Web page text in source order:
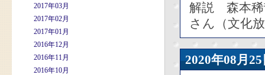
2017年03月
2017年02月
2017年01月
2016年12月
2016年11月
2016年10月
解説 森本
さん（文化
2020年08